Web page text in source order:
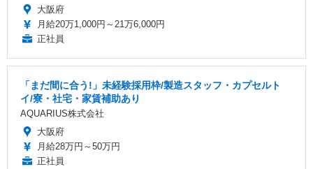
大阪府
月給20万1,000円～21万6,000円
正社員
「まだ間に合う!」未経験採用枠/製造スタッフ・カプセルト
イ/寮・社宅・家賃補助あり
AQUARIUS株式会社
大阪府
月給28万円～50万円
正社員